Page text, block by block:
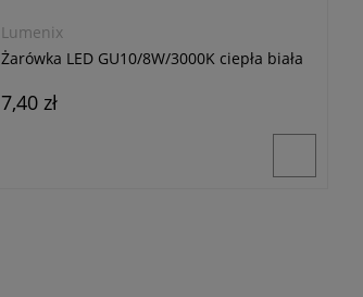
Lumenix
Żarówka LED GU10/8W/3000K ciepła biała
7,40 zł